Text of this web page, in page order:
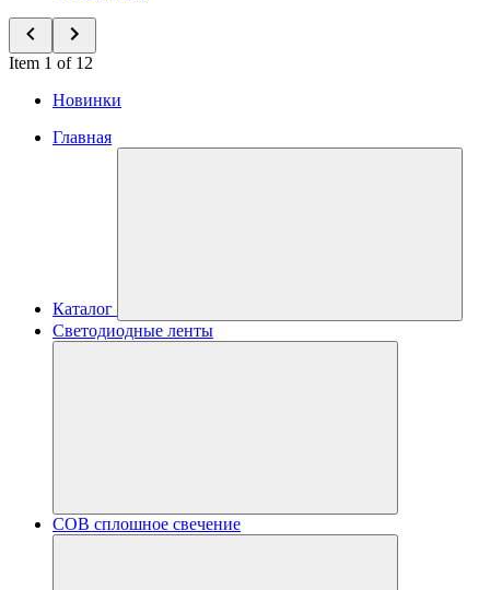
Item 1 of 12
Новинки
Главная
Каталог
Светодиодные ленты
COB сплошное свечение